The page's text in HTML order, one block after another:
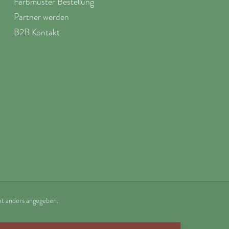
Partner werden
B2B Kontakt
anders angegeben.